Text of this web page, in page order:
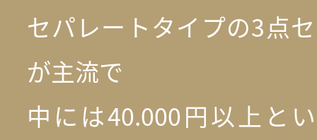
セパレートタイプの3点
が主流で
中には40.000円以上と